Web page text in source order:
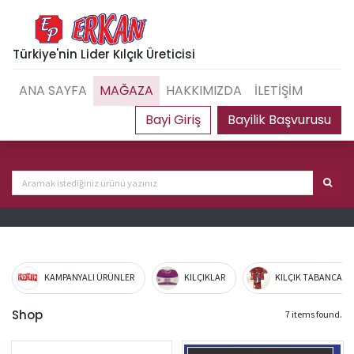
Türkiye'nin Lider Kılçık Üreticisi
Bayilik Başvurusu
ANA SAYFA MAĞAZA HAKKIMIZDA İLETİŞİM
KAMPANYALI ÜRÜNLER KILÇIKLAR KILÇIK TABANCA
Shop 7 items found.